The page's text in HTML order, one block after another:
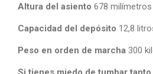
Altura del asiento 678 milímetros
Capacidad del depósito 12,8
Peso en orden de marcha 300